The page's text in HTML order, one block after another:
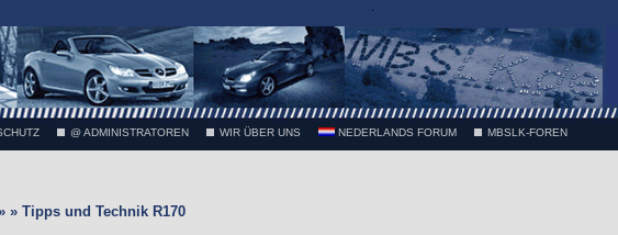
@ ADMINISTRATOREN WIR ÜBER UNS NEDERLANDS FORUM MBSLK-FOREN
» Tipps und Technik R170